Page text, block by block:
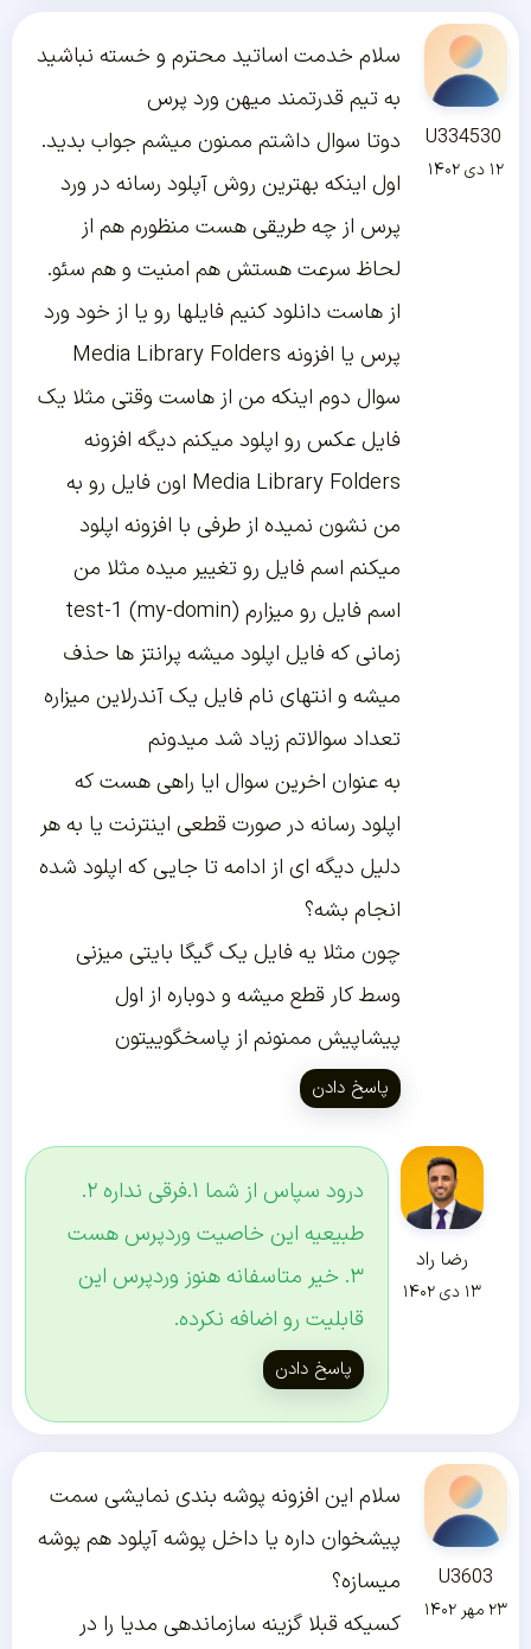
U334530
۱۲ دی ۱۴۰۲
سلام خدمت اساتید محترم و خسته نباشید
به تیم قدرتمند میهن ورد پرس
دوتا سوال داشتم ممنون میشم جواب بدید.
اول اینکه بهترین روش آپلود رسانه در ورد
پرس از چه طریقی هست منظورم هم از
لحاظ سرعت هستش هم امنیت و هم سئو.
از هاست دانلود کنیم فایلها رو یا از خود ورد
پرس یا افزونه Media Library Folders
سوال دوم اینکه من از هاست وقتی مثلا یک
فایل عکس رو اپلود میکنم دیگه افزونه
Media Library Folders اون فایل رو به
من نشون نمیده از طرفی با افزونه اپلود
میکنم اسم فایل رو تغییر میده مثلا من
اسم فایل رو میزارم test-1 (my-domin)
زمانی که فایل اپلود میشه پرانتز ها حذف
میشه و انتهای نام فایل یک آندرلاین میزاره
تعداد سوالاتم زیاد شد میدونم
به عنوان اخرین سوال ایا راهی هست که
اپلود رسانه در صورت قطعی اینترنت یا به هر
دلیل دیگه ای از ادامه تا جایی که اپلود شده
انجام بشه؟
چون مثلا یه فایل یک گیگا بایتی میزنی
وسط کار قطع میشه و دوباره از اول
پیشاپیش ممنونم از پاسخگوییتون
پاسخ دادن
رضا راد
۱۳ دی ۱۴۰۲
درود سپاس از شما ۱.فرقی نداره ۲.
طبیعیه این خاصیت وردپرس هست
۳. خیر متاسفانه هنوز وردپرس این
قابلیت رو اضافه نکرده.
پاسخ دادن
U3603
۲۳ مهر ۱۴۰۲
سلام این افزونه پوشه بندی نمایشی سمت
پیشخوان داره یا داخل پوشه آپلود هم پوشه
میسازه؟
کسیکه قبلا گزینه سازماندهی مدیا را در